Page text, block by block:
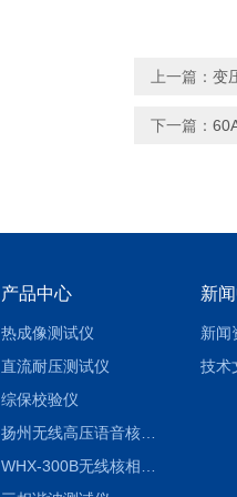
上一篇： 变
下一篇：
产品中心
热成像测试仪
直流耐压测试仪
综保校验仪
扬州无线高压语音核相仪
新
新闻
技术